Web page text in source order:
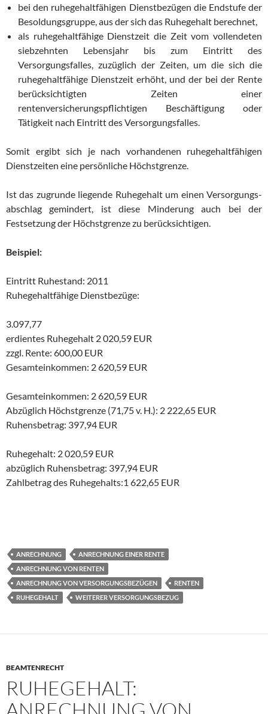
bei den ruhegehaltfähigen Dienstbezügen die Endstufe der
Besoldungsgruppe, aus der sich das Ruhegehalt berechnet,
als ruhegehaltfähige Dienstzeit die Zeit vom vollendeten
siebzehnten Lebensjahr bis zum Eintritt des
Versorgungsfalles, zuzüglich der Zeiten, um die sich die
ruhegehaltfähige Dienstzeit erhöht, und der bei der Rente
berücksichtigten Zeiten einer
rentenversicherungspflichtigen Beschäftigung oder
Tätigkeit nach Eintritt des Versorgungsfalles.
Somit ergibt sich je nach vorhandenen ruhegehaltfähigen
Dienstzeiten eine persönliche Höchstgrenze.
Ist das zugrunde liegende Ruhegehalt um einen Versorgungs-
abschlag gemindert, ist diese Minderung auch bei der
Festsetzung der Höchstgrenze zu berücksichtigen.
Beispiel:
Eintritt Ruhestand: 2011
Ruhegehaltfähige Dienstbezüge:
3.097,77
erdientes Ruhegehalt 2 020,59 EUR
zzgl. Rente: 600,00 EUR
Gesamteinkommen: 2 620,59 EUR
Gesamteinkommen: 2 620,59 EUR
Abzüglich Höchstgrenze (71,75 v. H.): 2 222,65 EUR
Ruhensbetrag: 397,94 EUR
Ruhegehalt: 2 020,59 EUR
abzüglich Ruhensbetrag: 397,94 EUR
Zahlbetrag des Ruhegehalts:1 622,65 EUR
ANRECHNUNG
ANRECHNUNG EINER RENTE
ANRECHNUNG VON RENTEN
ANRECHNUNG VON VERSORGUNGSBEZÜGEN
RENTEN
RUHEGEHALT
WEITERER VERSORGUNGSBEZUG
BEAMTENRECHT
RUHEGEHALT: